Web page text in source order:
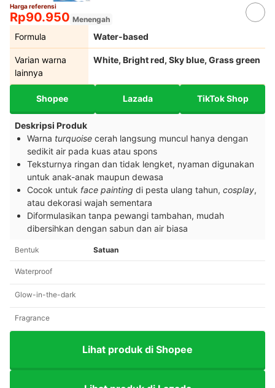
Harga referensi
Rp90.950 Menengah
Formula Water-based
Varian warna
lainnya
White, Bright red, Sky blue, Grass green
Shopee Lazada TikTok Shop
Deskripsi Produk
Warna turquoise cerah langsung muncul hanya dengan
sedikit air pada kuas atau spons
Teksturnya ringan dan tidak lengket, nyaman digunakan
untuk anak-anak maupun dewasa
Cocok untuk face painting di pesta ulang tahun, cosplay,
atau dekorasi wajah sementara
Diformulasikan tanpa pewangi tambahan, mudah
dibersihkan dengan sabun dan air biasa
Bentuk Satuan
Waterproof
Glow-in-the-dark
Fragrance
Lihat produk di Shopee